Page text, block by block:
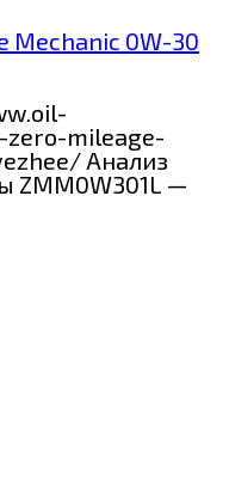
Mechanic 0W-30
mileage-
Анализ
ZMM0W301L —